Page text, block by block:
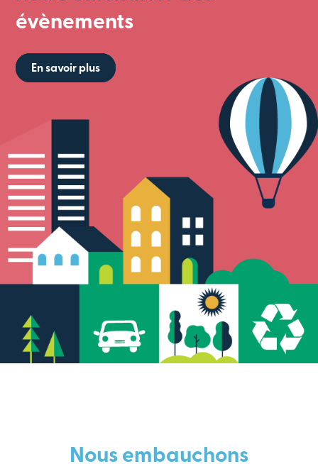
évènements
En savoir plus
Nous embauchons